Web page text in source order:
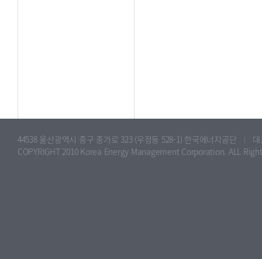
44538 울산광역시 중구 종가로 323 (우정동 528-1) 한국에너지공단
COPYRIGHT 2010 Korea Energy Management Corporation. ALL